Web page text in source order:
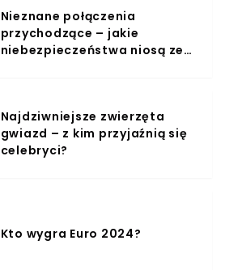
Nieznane połączenia
przychodzące – jakie
niebezpieczeństwa niosą ze
Najdziwniejsze zwierzęta
gwiazd – z kim przyjaźnią się
celebryci?
Kto wygra Euro 2024?